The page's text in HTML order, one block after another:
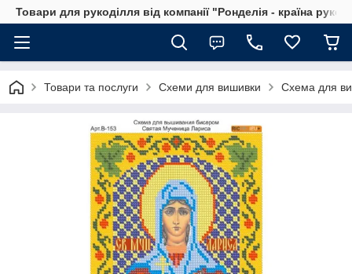
Товари для рукоділля від компанії "Ронделія - країна
Товари та послуги Схеми для вишивки Схема для